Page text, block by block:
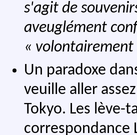
s'agit de
aveuglément
« volontairement
Un paradoxe
veuille aller
Tokyo. Les lève-
correspondance